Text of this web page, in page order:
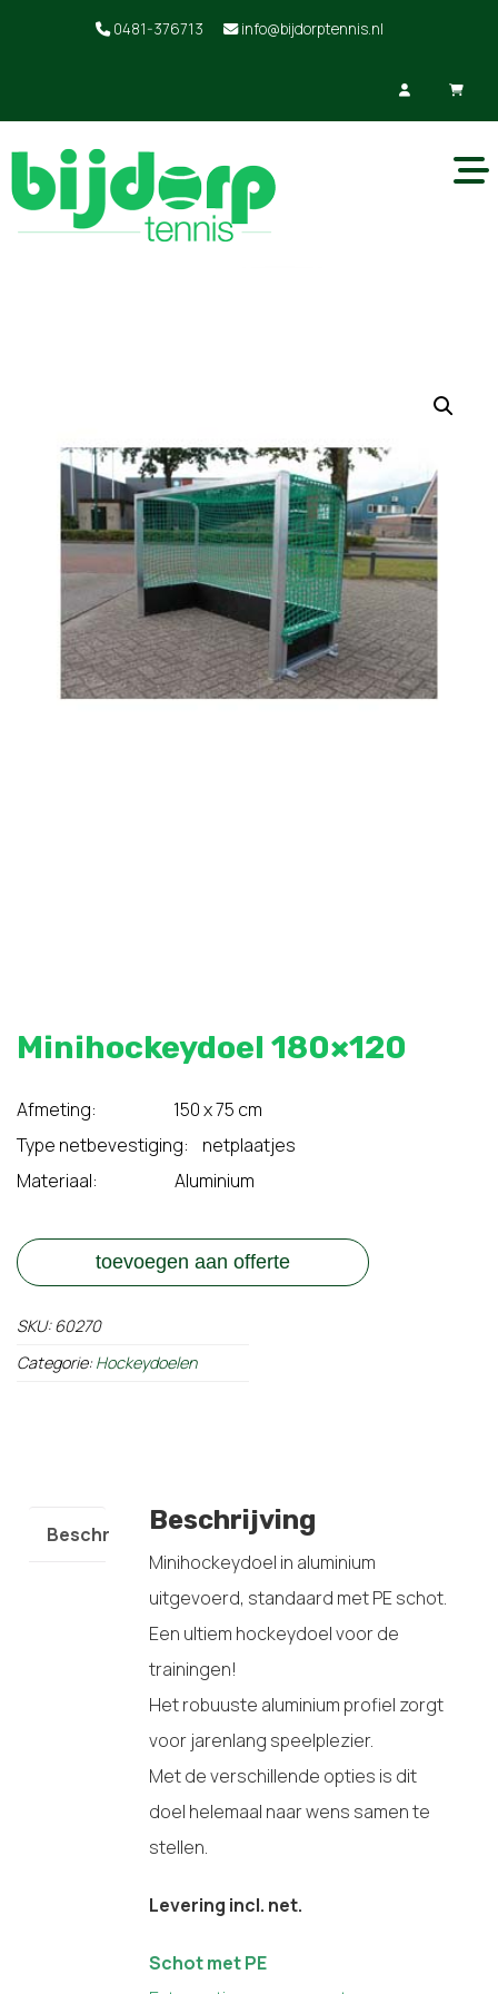
0481-376713 info@bijdorptennis.nl
Minihockeydoel 180×120
Afmeting: 150 x 75 cm
Type netbevestiging: netplaatjes
Materiaal: Aluminium
toevoegen aan offerte
SKU:60270
Categorie:Hockeydoelen
BeschrijvingBeschrijving
Minihockeydoel in aluminium
uitgevoerd, standaard met PE schot.
Een ultiem hockeydoel voor de
trainingen!
Het robuuste aluminium profiel zorgt
voor jarenlang speelplezier.
Met de verschillende opties is dit
doel helemaal naar wens samen te
stellen.
Levering incl. net.
Schot met PE